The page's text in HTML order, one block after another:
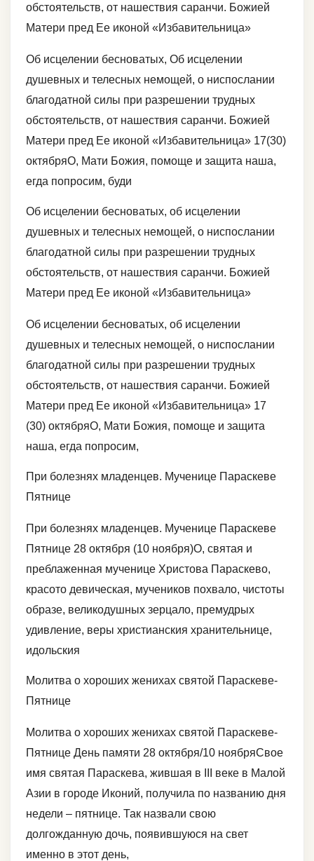
обстоятельств, от нашествия саранчи. Божией
Матери пред Ее иконой «Избавительница»
Об исцелении бесноватых, Об исцелении
душевных и телесных немощей, о ниспослании
благодатной силы при разрешении трудных
обстоятельств, от нашествия саранчи. Божией
Матери пред Ее иконой «Избавительница» 17(30)
октябряО, Мати Божия, помоще и защита наша,
егда попросим, буди
Об исцелении бесноватых, об исцелении
душевных и телесных немощей, о ниспослании
благодатной силы при разрешении трудных
обстоятельств, от нашествия саранчи. Божией
Матери пред Ее иконой «Избавительница»
Об исцелении бесноватых, об исцелении
душевных и телесных немощей, о ниспослании
благодатной силы при разрешении трудных
обстоятельств, от нашествия саранчи. Божией
Матери пред Ее иконой «Избавительница» 17
(30) октябряО, Мати Божия, помоще и защита
наша, егда попросим,
При болезнях младенцев. Мученице Параскеве
Пятнице
При болезнях младенцев. Мученице Параскеве
Пятнице 28 октября (10 ноября)О, святая и
преблаженная мученице Христова Параскево,
красото девическая, мучеников похвало, чистоты
образе, великодушных зерцало, премудрых
удивление, веры христианския хранительнице,
идольския
Молитва о хороших женихах святой Параскеве-
Пятнице
Молитва о хороших женихах святой Параскеве-
Пятнице День памяти 28 октября/10 ноябряСвое
имя святая Параскева, жившая в III веке в Малой
Азии в городе Иконий, получила по названию дня
недели – пятнице. Так назвали свою
долгожданную дочь, появившуюся на свет
именно в этот день,